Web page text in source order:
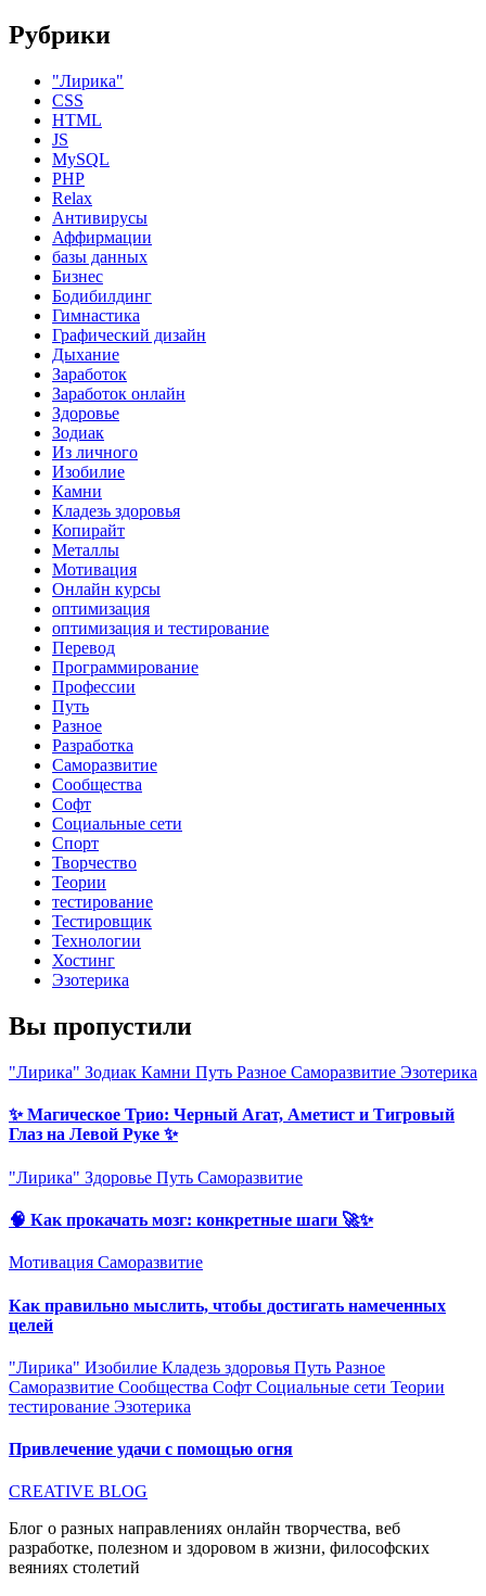
Рубрики
"Лирика"
CSS
HTML
JS
MySQL
PHP
Relax
Антивирусы
Аффирмации
базы данных
Бизнес
Бодибилдинг
Гимнастика
Графический дизайн
Дыхание
Заработок
Заработок онлайн
Здоровье
Зодиак
Из личного
Изобилие
Камни
Кладезь здоровья
Копирайт
Металлы
Мотивация
Онлайн курсы
оптимизация
оптимизация и тестирование
Перевод
Программирование
Профессии
Путь
Разное
Разработка
Саморазвитие
Сообщества
Софт
Социальные сети
Спорт
Творчество
Теории
тестирование
Тестировщик
Технологии
Хостинг
Эзотерика
Вы пропустили
"Лирика" Зодиак Камни Путь Разное Саморазвитие Эзотерика
✨ Магическое Трио: Черный Агат, Аметист и Тигровый
Глаз на Левой Руке ✨
"Лирика" Здоровье Путь Саморазвитие
🧠 Как прокачать мозг: конкретные шаги 🚀✨
Мотивация Саморазвитие
Как правильно мыслить, чтобы достигать намеченных
целей
"Лирика" Изобилие Кладезь здоровья Путь Разное
Саморазвитие Сообщества Софт Социальные сети Теории
тестирование Эзотерика
Привлечение удачи с помощью огня
CREATIVE BLOG
Блог о разных направлениях онлайн творчества, веб
разработке, полезном и здоровом в жизни, философских
веяниях столетий